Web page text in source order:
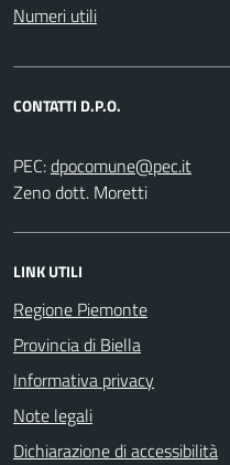
Numeri utili
CONTATTI D.P.O.
PEC:
Zeno dott. Moretti
LINK UTILI
Regione Piemonte
Provincia di Biella
Informativa privacy
Note legali
Dichiarazione di accessibilità